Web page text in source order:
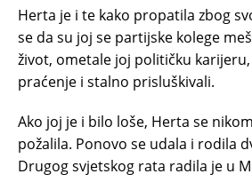
Herta je i te kako propatila zbog
se da su joj se partijske kolege
život, ometale joj političku
praćenje i stalno prisluškivali.
Ako joj je i bilo loše, Herta se
požalila. Ponovo se udala i rodila
Drugog svjetskog rata radila je u